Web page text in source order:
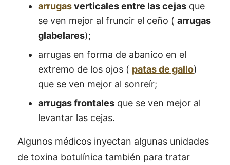
arrugasverticales entre las cejas que
se ven mejor al fruncir el ceño ( arrugas
glabelares);
arrugas en forma de abanico en el
extremo de los ojos ( patas de gallo)
que se ven mejor al sonreír;
arrugas frontales que se ven mejor al
levantar las cejas.
Algunos médicos inyectan algunas unidades
de toxina botulínica también para tratar